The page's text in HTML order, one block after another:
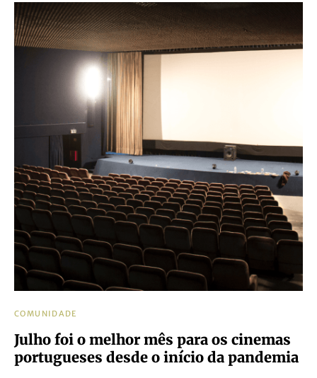
COMUNIDADE
Julho foi o melhor mês para os cinemas
portugueses desde o início da pandemia